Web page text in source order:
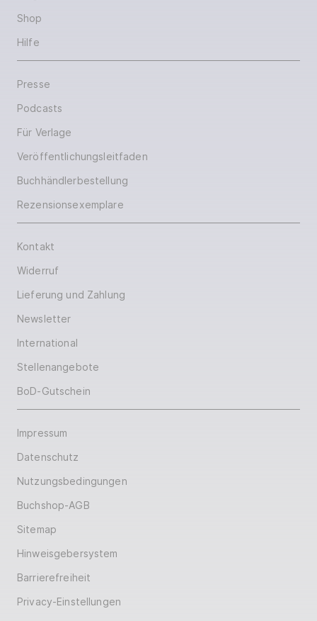
Shop
Hilfe
Presse
Podcasts
Für Verlage
Veröffentlichungsleitfaden
Buchhändlerbestellung
Rezensionsexemplare
Kontakt
Widerruf
Lieferung und Zahlung
Newsletter
International
Stellenangebote
BoD-Gutschein
Impressum
Datenschutz
Nutzungsbedingungen
Buchshop-AGB
Sitemap
Hinweisgebersystem
Barrierefreiheit
Privacy-Einstellungen